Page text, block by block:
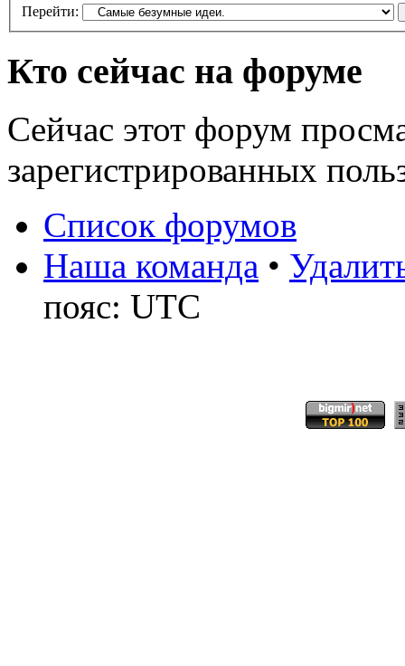
Перейти:
Кто сейчас на форуме
Сейчас этот форум
зарегистрированных
Список форумов
Наша команда •
пояс: UTC